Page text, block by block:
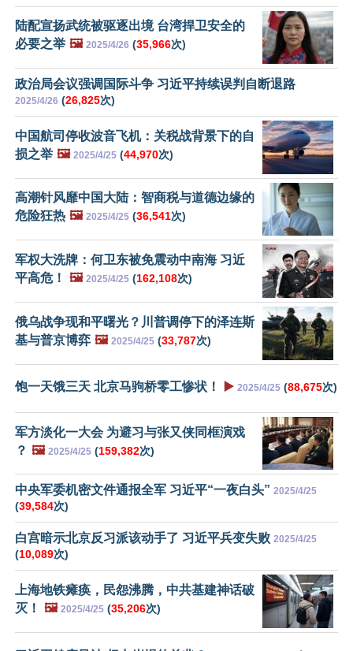
陆配宣扬武统被驱逐出境 台湾捍卫安全的
必要之举 🖼️ 2025/4/26 (35,966次)
政治局会议强调国际斗争 习近平持续误判自断退路
2025/4/26 (26,825次)
中国航司停收波音飞机：关税战背景下的自
损之举 🖼️ 2025/4/25 (44,970次)
高潮针风靡中国大陆：智商税与道德边缘的
危险狂热 🖼️ 2025/4/25 (36,541次)
军权大洗牌：何卫东被免震动中南海 习近
平高危！
🖼️ 2025/4/25 (162,108次)
俄乌战争现和平曙光？川普调停下的泽连斯
基与普京博弈 🖼️ 2025/4/25 (33,787次)
饱一天饿三天 北京马驹桥零工惨状！ ▶️ 2025/4/25 (88,675次)
军方淡化一大会 为避习与张又侠同框演戏
？ 🖼️ 2025/4/25 (159,382次)
中央军委机密文件通报全军 习近平“一夜白头” 2025/4/25
(39,584次)
白宫暗示北京反习派该动手了 习近平兵变失败 2025/4/25
(10,089次)
上海地铁瘫痪，民怨沸腾，中共基建神话破
灭！
🖼️ 2025/4/25 (35,206次)